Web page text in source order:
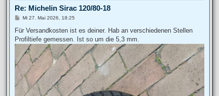
Re: Michelin Sirac 120/80-18
B
i
r
Mi 27. Mai 2026, 18:25
Für Versandkosten ist es deiner. Hab an verschiedenen Stellen
Profiltiefe gemessen. Ist so um die 5,3 mm.